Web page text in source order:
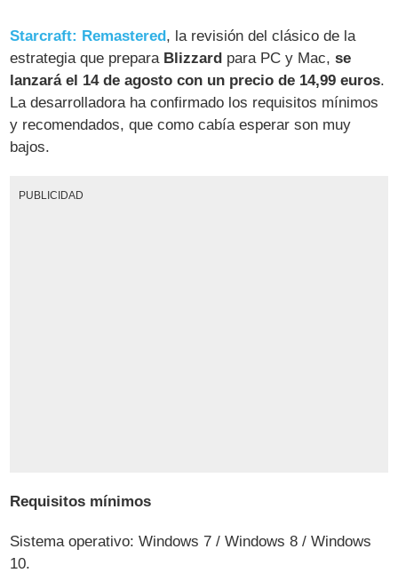
Starcraft: Remastered, la revisión del clásico de la
estrategia que prepara Blizzard para PC y Mac,se
lanzará el 14 de agosto con un precio de 14,99 euros.
La desarrolladora ha confirmado los requisitos mínimos
y recomendados, que como cabía esperar son muy
bajos.
PUBLICIDAD
Requisitos mínimos
Sistema operativo: Windows 7 / Windows 8 / Windows
10.